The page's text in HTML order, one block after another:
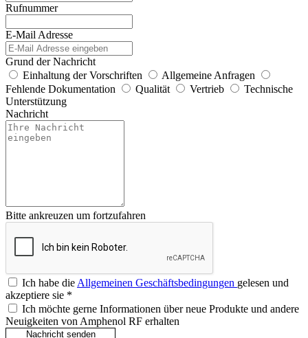
Rufnummer
E-Mail Adresse
Grund der Nachricht
Einhaltung der Vorschriften
Allgemeine Anfragen
Fehlende Dokumentation
Qualität Vertrieb
Technische
Unterstützung
Nachricht
Bitte ankreuzen um fortzufahren
Ich habe dieAllgemeinen Geschäftsbedingungen gelesen und
akzeptiere sie *
Ich möchte gerne Informationen über neue Produkte und andere
Neuigkeiten von Amphenol RF erhalten